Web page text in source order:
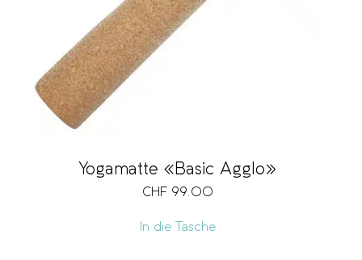
Yogamatte «Basic Agglo»
CHF 99.00
In die Tasche